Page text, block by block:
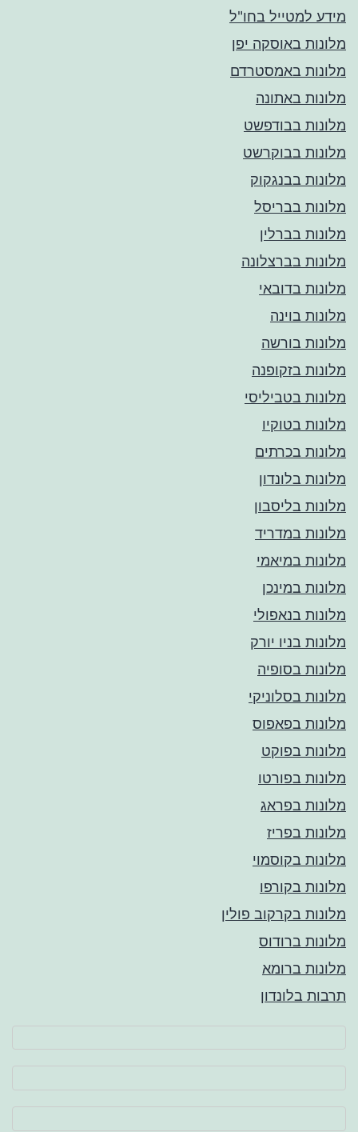
מידע למטייל בחו"ל
מלונות באוסקה יפן
מלונות באמסטרדם
מלונות באתונה
מלונות בבודפשט
מלונות בבוקרשט
מלונות בבנגקוק
מלונות בבריסל
מלונות בברלין
מלונות בברצלונה
מלונות בדובאי
מלונות בוינה
מלונות בורשה
מלונות בזקופנה
מלונות בטביליסי
מלונות בטוקיו
מלונות בכרתים
מלונות בלונדון
מלונות בליסבון
מלונות במדריד
מלונות במיאמי
מלונות במינכן
מלונות בנאפולי
מלונות בניו יורק
מלונות בסופיה
מלונות בסלוניקי
מלונות בפאפוס
מלונות בפוקט
מלונות בפורטו
מלונות בפראג
מלונות בפריז
מלונות בקוסמוי
מלונות בקורפו
מלונות בקרקוב פולין
מלונות ברודוס
מלונות ברומא
תרבות בלונדון